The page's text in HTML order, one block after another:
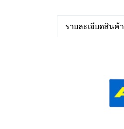
รายละเอียดสินค้า